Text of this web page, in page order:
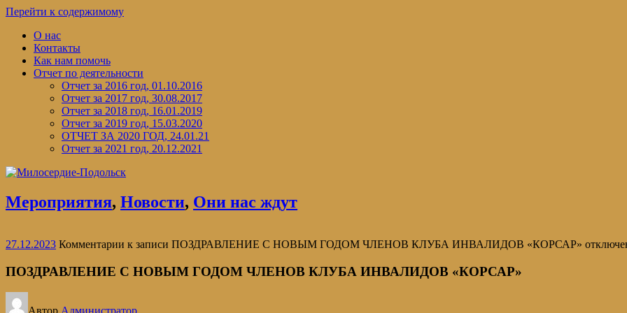
Перейти к содержимому
О нас
Контакты
Как нам помочь
Отчет по деятельности
Отчет за 2016 год, 01.10.2016
Отчет за 2017 год, 30.08.2017
Отчет за 2018 год, 16.01.2019
Отчет за 2019 год, 15.03.2020
ОТЧЕТ ЗА 2020 ГОД, 24.01.21
Отчет за 2021 год, 20.12.2021
Мероприятия, Новости, Они нас ждут
27.12.2023 Комментарии к записи ПОЗДРАВЛЕНИЕ С НОВЫМ ГОДОМ ЧЛЕНОВ КЛУБА ИНВАЛИДОВ «КОРСАР»
ПОЗДРАВЛЕНИЕ С НОВЫМ ГОДОМ ЧЛЕНОВ КЛУБА ИНВАЛИДОВ «КОРСАР»